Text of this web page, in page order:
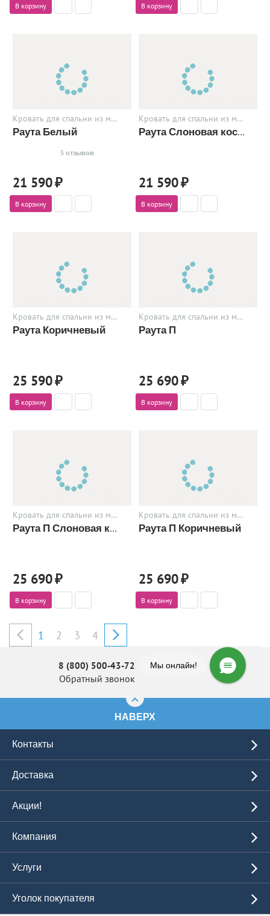
В корзину В корзину
Кровать для спальни из металла
Раута Белый
5 отзывов
21 590₽
В корзину
Кровать для спальни из металла
Раута Слоновая кость
21 590₽
В корзину
Кровать для спальни из металла
Раута Коричневый
25 590₽
В корзину
Кровать для спальни из металла
Раута П
25 690₽
В корзину
Кровать для спальни из металла
Раута П Слоновая кость
25 690₽
В корзину
Кровать для спальни из металла
Раута П Коричневый
25 690₽
В корзину
1 2 3 4
8 (800) 500-43-72
Обратный звонок
НАВЕРХ
Контакты
Доставка
Акции!
Компания
Услуги
Уголок покупателя
Мы онлайн!